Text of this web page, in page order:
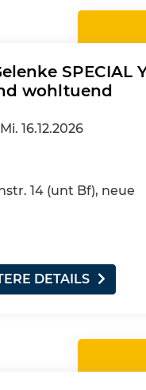
SPECIAL
wohltuend
Mi. 16.12.2026
14 (unt Bf), neue
DETAILS